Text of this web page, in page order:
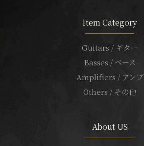
Item Category
Guitars / ギター
Basses / ベース
Amplifiers / アンプ
Others / その他
About US